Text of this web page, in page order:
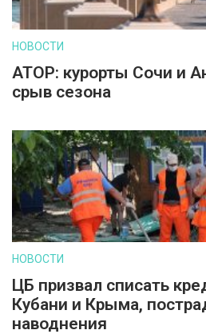
НОВОСТИ
АТОР: курорты Сочи и
срыв сезона
НОВОСТИ
ЦБ призвал списать
Кубани и Крыма,
наводнения